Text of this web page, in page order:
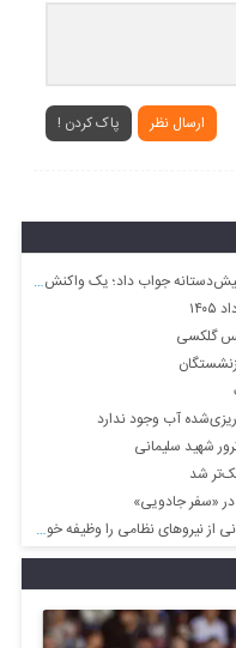
ارسال نظر پاک کردن !
گلکسی
آب وجود ندارد
شهید سلیمانی
شد
نظامی را وظیفه خود می‌دانم